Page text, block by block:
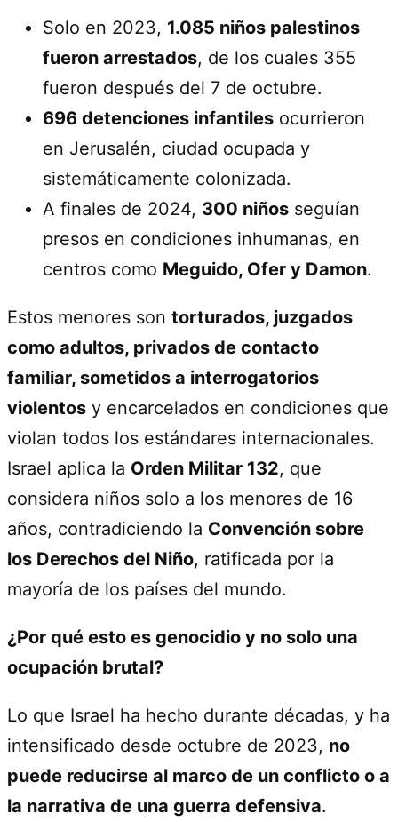
Solo en 2023, 1.085 niños palestinos
fueron arrestados, de los cuales 355
fueron después del 7 de octubre.
696 detenciones infantiles ocurrieron
en Jerusalén, ciudad ocupada y
sistemáticamente colonizada.
A finales de 2024, 300 niños seguían
presos en condiciones inhumanas, en
centros como Meguido, Ofer y Damon.
Estos menores son torturados, juzgados
como adultos, privados de contacto
familiar, sometidos a interrogatorios
violentos y encarcelados en condiciones que
violan todos los estándares internacionales.
Israel aplica la Orden Militar 132, que
considera niños solo a los menores de 16
años, contradiciendo la Convención sobre
los Derechos del Niño, ratificada por la
mayoría de los países del mundo.
¿Por qué esto es genocidio y no solo una
ocupación brutal?
Lo que Israel ha hecho durante décadas, y ha
intensificado desde octubre de 2023, no
puede reducirse al marco de un conflicto o a
la narrativa de una guerra defensiva.